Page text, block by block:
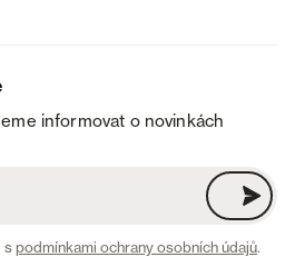
informovat o novinkách
spodmínkami ochrany osobních údajů.